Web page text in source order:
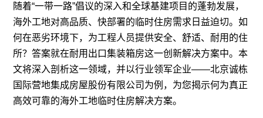
随着“一带一路”倡议的深入和全球基建项目的蓬勃发展，
海外工地对高品质、快部署的临时住房需求日益迫切。如
何在恶劣环境下，为工程人员提供安全、舒适、耐用的住
所？答案就在耐用出口集装箱房这一创新解决方案中。本
文将深入剖析这一领域，并以行业领军企业——北京诚栋
国际营地集成房屋股份有限公司为例，为您揭示何为真正
高效可靠的海外工地临时住房解决方案。